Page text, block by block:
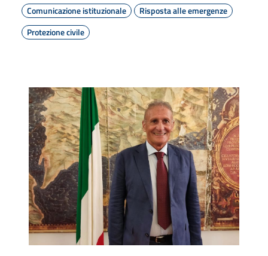
Comunicazione istituzionale
Risposta alle emergenze
Protezione civile